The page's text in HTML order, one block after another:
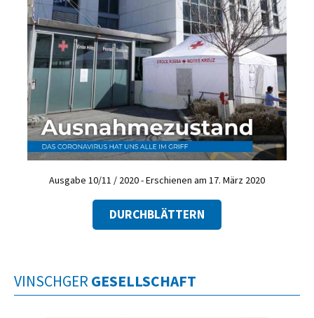
Ausgabe 10/11 / 2020 - Erschienen am 17. März 2020
DURCHBLÄTTERN
VINSCHGER GESELLSCHAFT